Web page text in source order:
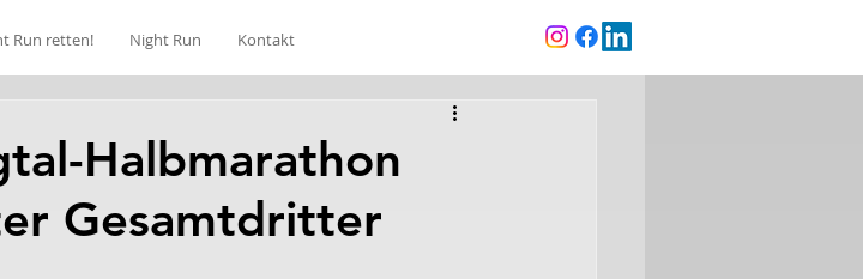
Run retten! Night Run Kontakt
Halbmarathon
Gesamtdritter